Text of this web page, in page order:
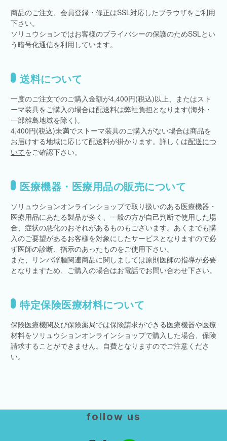
商品のご注文、会員登録・修正はSSL対応したブラウザをご利用
下さい。
ソリュウションではお客様のプライバシーの保護のためSSLとい
う暗号化通信を利用しています。
送料について
一度のご注文でのご購入金額が4,400円(税込)以上、またはスト
ーマ装具をご購入の場合は配送料は弊社負担となります(海外・
一部離島地域を除く)。
4,400円(税込)未満でストーマ装具のご購入がない場合は商品を
お届けする地域に応じて配送料が掛かります。詳しくは配送につ
いてをご確認下さい。
医療機器・医療用品の販売について
ソリュウションオンラインショップで取り扱いのある医療機器・
医療用品にあたる製品が多く、一般の方が自己判断で使用した場
合、症状の悪化のおそれがあるものもございます。あくまでも購
入のご要望があるお客様を対象にしたサービスとなりますので必
ず医師の診断、指示のあったものをご使用下さい。
また、リンパ浮腫関連商品に関しましては原則医師の指導が必要
となりますため、ご購入の場合はお電話でお問い合わせ下さい。
特定保険医療材料について
保険医療機関及び保険薬局では保険請求ができる医療機器や医療
材料をソリュウションオンラインショップで購入した場合、保険
請求することができません。自費となりますのでご注意くださ
い。
follow us